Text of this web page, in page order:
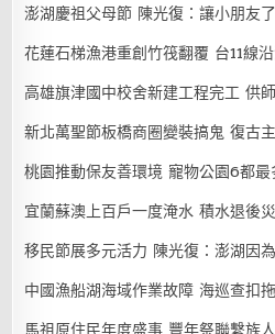
澎湖慶祖父母節 陳光復：讓小朋友
花蓮石梯漁港重創竹筏翻覆 台11線
高雄旗津國中校舍新建工程完工 供
新北萬聖節板橋商圈變裝搞鬼 復古
桃園推動保友善環境 寵物公園6都最
宜蘭蘇澳上百戶一度淹水 積水退後
移民節展多元活力 陳光復：澎湖因
中國漁船湖海域作業故障 海巡查扣